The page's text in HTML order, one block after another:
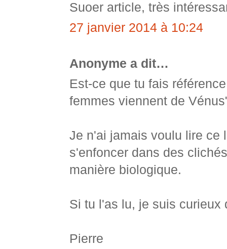
Suoer article, très
27 janvier 2014 à 10:24
Anonyme a dit…
Est-ce que tu fais
femmes viennent de
Je n'ai jamais voulu lire ce
s'enfoncer dans des
manière biologique.
Si tu l'as lu, je suis curieux
Pierre